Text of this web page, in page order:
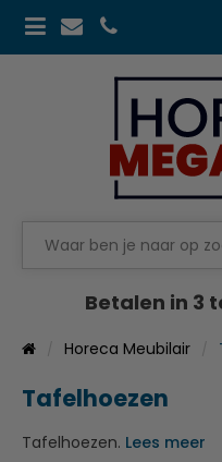
Betalen in 3
Horeca Meubilair
Tafelhoezen
Tafelhoezen. Lees meer